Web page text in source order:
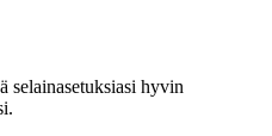
selainasetuksiasi hyvin